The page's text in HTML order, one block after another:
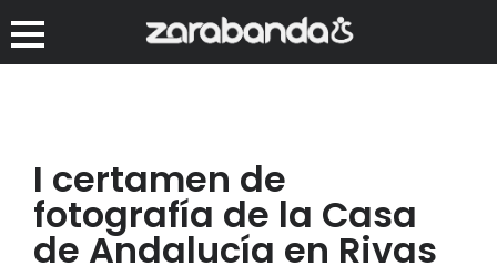
I certamen de
fotografía de la Casa
de Andalucía en Rivas